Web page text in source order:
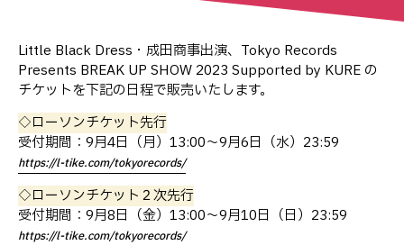
Little Black Dress・成田商事出演、Tokyo Records
Presents BREAK UP SHOW 2023 Supported by KURE の
チケットを下記の日程で販売いたします。
◇ローソンチケット先行
受付期間：9月4日（月）13:00〜9月6日（水）23:59
https://l-tike.com/tokyorecords/
◇ローソンチケット２次先行
受付期間：9月8日（金）13:00〜9月10日（日）23:59
https://l-tike.com/tokyorecords/